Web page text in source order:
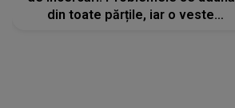
din toate părțile, iar o veste